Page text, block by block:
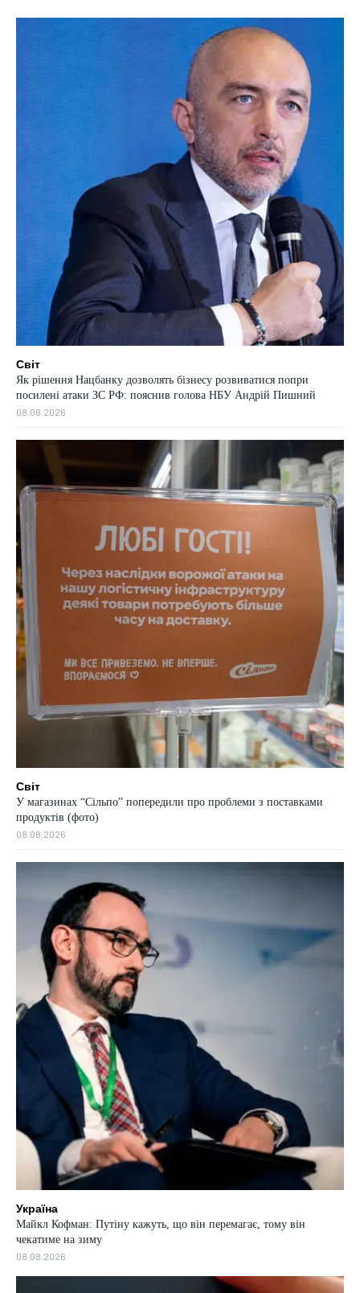
Світ
Як рішення Нацбанку дозволять бізнесу розвиватися попри
посилені атаки ЗС РФ: пояснив голова НБУ Андрій Пишний
08.08.2026
Світ
У магазинах “Сільпо” попередили про проблеми з поставками
продуктів (фото)
08.08.2026
Україна
Майкл Кофман: Путіну кажуть, що він перемагає, тому він
чекатиме на зиму
08.08.2026